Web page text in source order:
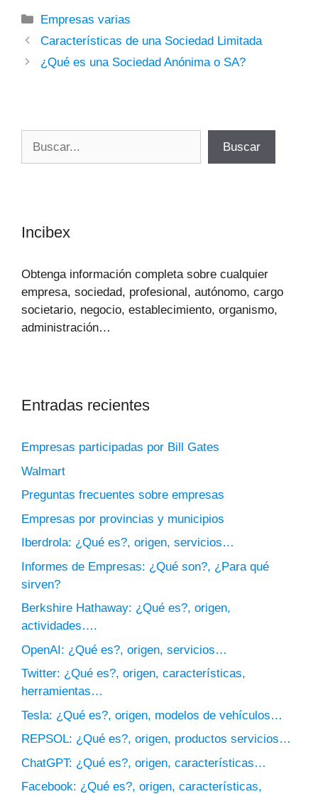
Categorías
Empresas varias
Características de una Sociedad Limitada
¿Qué es una Sociedad Anónima o SA?
Buscar
Incibex
Obtenga información completa sobre cualquier
empresa, sociedad, profesional, autónomo, cargo
societario, negocio, establecimiento, organismo,
administración…
Entradas recientes
Empresas participadas por Bill Gates
Walmart
Preguntas frecuentes sobre empresas
Empresas por provincias y municipios
Iberdrola: ¿Qué es?, origen, servicios…
Informes de Empresas: ¿Qué son?, ¿Para qué
sirven?
Berkshire Hathaway: ¿Qué es?, origen,
actividades….
OpenAI: ¿Qué es?, origen, servicios…
Twitter: ¿Qué es?, origen, características,
herramientas…
Tesla: ¿Qué es?, origen, modelos de vehículos…
REPSOL: ¿Qué es?, origen, productos servicios…
ChatGPT: ¿Qué es?, origen, características…
Facebook: ¿Qué es?, origen, características,